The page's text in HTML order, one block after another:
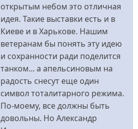
открытым небом это отличная
идея. Такие выставки есть и в
Киеве и в Харькове. Нашим
ветеранам бы понять эту идею
и сохранности ради поделится
танком... а апельсиновым на
радость снесут еще один
символ тоталитарного режима.
По-моему, все должны быть
довольны. Но Александр